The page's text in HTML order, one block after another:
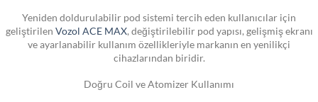
Yeniden doldurulabilir pod sistemi tercih eden kullanıcılar için
geliştirilen Vozol ACE MAX, değiştirilebilir pod yapısı, gelişmiş ekranı
ve ayarlanabilir kullanım özellikleriyle markanın en yenilikçi
cihazlarından biridir.
Doğru Coil ve Atomizer Kullanımı